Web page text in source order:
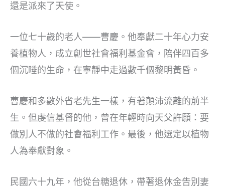
還是派來了天使。
一位七十歲的老人——曹慶。他奉獻二十年心力安
養植物人，成立創世社會福利基金會，陪伴四百多
個沉睡的生命，在寧靜中走過數千個黎明黃昏。
曹慶和多數外省老先生一樣，有著顛沛流離的前半
生。但虔信基督的他，曾在年輕時向天父許願：要
做別人不做的社會福利工作。最後，他選定以植物
人為奉獻對象。
民國六十九年，他從台糖退休，帶著退休金告別妻